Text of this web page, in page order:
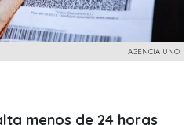
AGENCIA UNO
menos de 24 horas